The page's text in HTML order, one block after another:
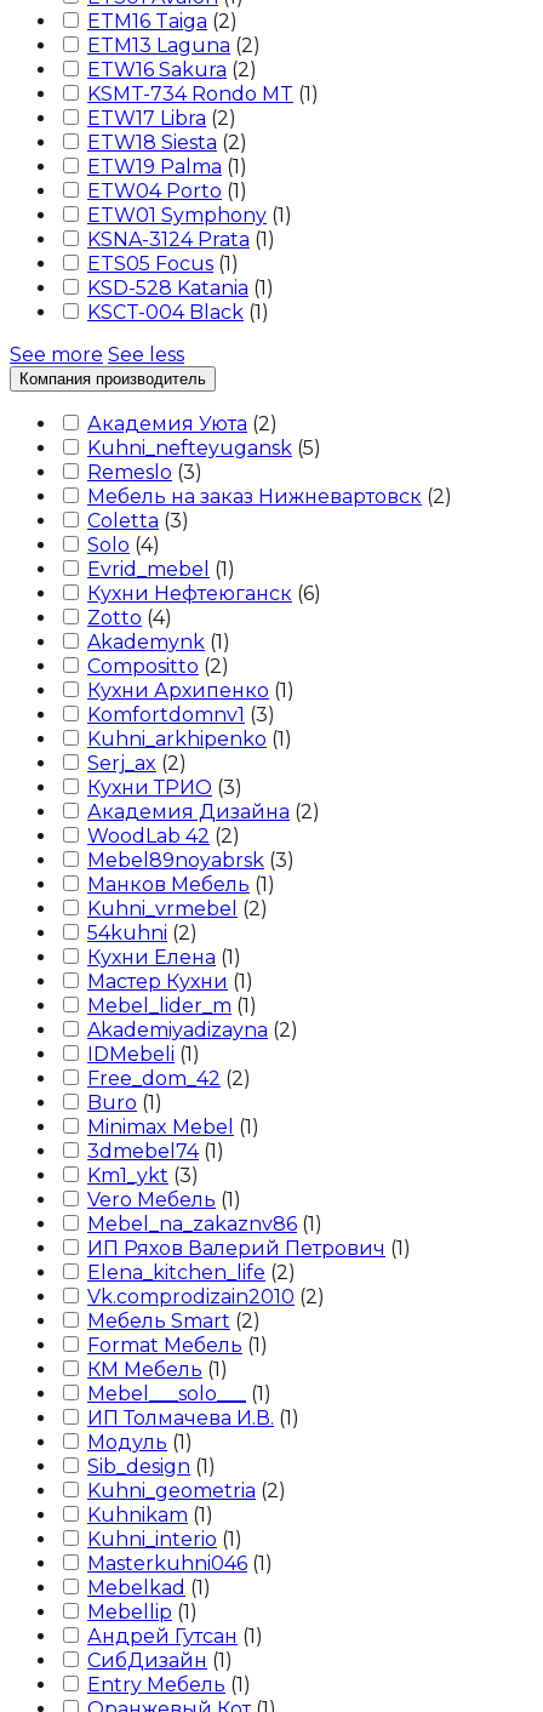
ETM16 Taiga (2)
ETM13 Laguna (2)
ETW16 Sakura (2)
KSMT-734 Rondo MT (1)
ETW17 Libra (2)
ETW18 Siesta (2)
ETW19 Palma (1)
ETW04 Porto (1)
ETW01 Symphony (1)
KSNA-3124 Prata (1)
ETS05 Focus (1)
KSD-528 Katania (1)
KSCT-004 Black (1)
See more See less
Компания производитель
Академия Уюта (2)
Kuhni_nefteyugansk (5)
Remeslo (3)
Мебель на заказ Нижневартовск (2)
Coletta (3)
Solo (4)
Evrid_mebel (1)
Кухни Нефтеюганск (6)
Zotto (4)
Akademynk (1)
Compositto (2)
Кухни Архипенко (1)
Komfortdomnv1 (3)
Kuhni_arkhipenko (1)
Serj_ax (2)
Кухни ТРИО (3)
Академия Дизайна (2)
WoodLab 42 (2)
Mebel89noyabrsk (3)
Манков Мебель (1)
Kuhni_vrmebel (2)
54kuhni (2)
Кухни Елена (1)
Мастер Кухни (1)
Mebel_lider_m (1)
Akademiyadizayna (2)
IDMebeli (1)
Free_dom_42 (2)
Buro (1)
Minimax Mebel (1)
3dmebel74 (1)
Km1_ykt (3)
Vero Мебель (1)
Mebel_na_zakaznv86 (1)
ИП Ряхов Валерий Петрович (1)
Elena_kitchen_life (2)
Vk.comprodizain2010 (2)
Мебель Smart (2)
Format Мебель (1)
КМ Мебель (1)
Mebel___solo___
(1)
ИП Толмачева И.В. (1)
Модуль (1)
Sib_design (1)
Kuhni_geometria (2)
Kuhnikam (1)
Kuhni_interio (1)
Masterkuhni046 (1)
Mebelkad (1)
Mebellip (1)
Андрей Гутсан (1)
СибДизайн (1)
Entry Мебель (1)